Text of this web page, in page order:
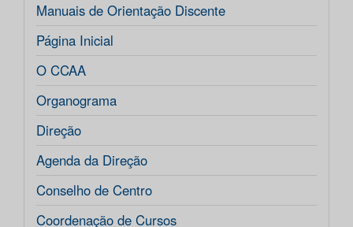
Manuais de Orientação Discente
Página Inicial
O CCAA
Organograma
Direção
Agenda da Direção
Conselho de Centro
Coordenação de Cursos